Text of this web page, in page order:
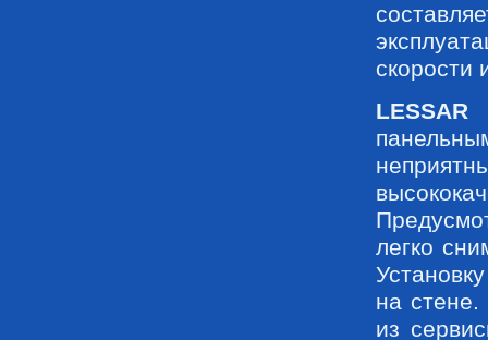
скорости
LESSAR
легко
на
из